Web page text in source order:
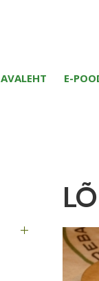
AVALEHT E-